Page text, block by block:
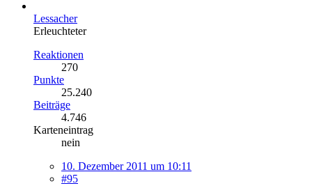
Lessacher
Erleuchteter
Reaktionen
270
Punkte
25.240
Beiträge
4.746
Karteneintrag
nein
10. Dezember 2011 um 10:11
#95